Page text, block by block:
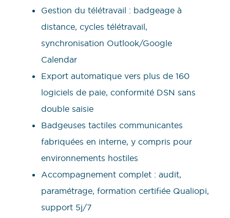
Gestion du télétravail : badgeage à
distance, cycles télétravail,
synchronisation Outlook/Google
Calendar
Export automatique vers plus de 160
logiciels de paie, conformité DSN sans
double saisie
Badgeuses tactiles communicantes
fabriquées en interne, y compris pour
environnements hostiles
Accompagnement complet : audit,
paramétrage, formation certifiée Qualiopi,
support 5j/7